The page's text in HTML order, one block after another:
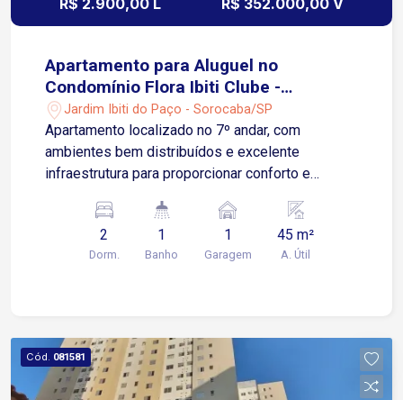
R$ 2.900,00 L R$ 352.000,00 V
Apartamento para Aluguel no
Condomínio Flora Ibiti Clube -
Sorocaba/SP
Jardim Ibiti do Paço - Sorocaba/SP
Apartamento localizado no 7º andar, com
ambientes bem distribuídos e excelente
infraestrutura para proporcionar conforto e
condomínio e IPTU. O imóvel conta com: Sala de
estar com ar-condicionado; Sacada; Cozinha
planejada com armários e cooktop; Área de
completo, oferecendo: Piscina; Playground; Mini
mercado; Salão de festas; Espaço gourmet;
Quadra poliesportiva; Portaria e segurança 24
2
Dorm.
1
Banho
1
Garagem
45 m²
A. Útil
Cód. 081581